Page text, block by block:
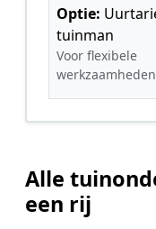
Optie:
tuinman
Voor flexibele
werkzaamheden
Alle
een rij